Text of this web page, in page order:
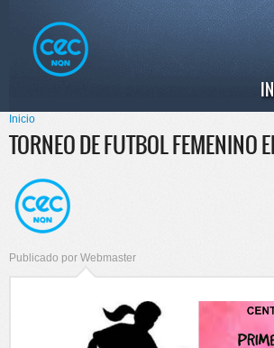
principal
Menú principal
Se encuentra usted aquí
Inicio
TORNEO DE FUTBOL FEMENINO
Publicado por Webmaster